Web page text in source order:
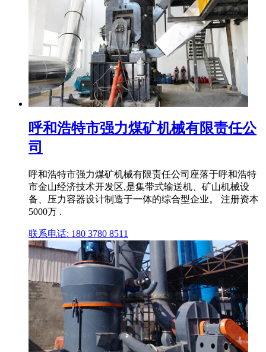
呼和浩特市强力煤矿机械有限责任公
司
呼和浩特市强力煤矿机械有限责任公司座落于呼和浩特
市金山经济技术开发区,是集带式输送机、矿山机械设
备、压力容器设计制造于一体的综合型企业。 注册资本
5000万 .
联系电话: 180 3780 8511